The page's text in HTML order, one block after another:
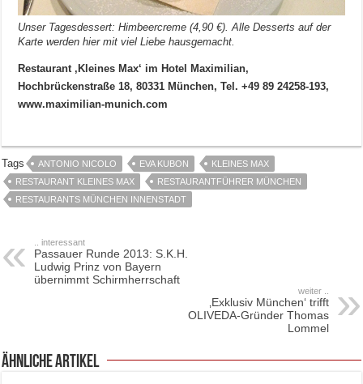
Unser Tagesdessert: Himbeercreme (4,90 €). Alle Desserts auf der
Karte werden hier mit viel Liebe hausgemacht.
Restaurant ‚Kleines Max‘ im Hotel Maximilian,
Hochbrückenstraße 18, 80331 München, Tel. +49 89 24258-193,
www.maximilian-munich.com
Tags ANTONIO NICOLO EVA KUBON
KLEINES MAX
RESTAURANT KLEINES MAX
RESTAURANTFÜHRER MÜNCHEN
RESTAURANTS MÜNCHEN INNENSTADT
.. interessant
Passauer Runde 2013: S.K.H.
Ludwig Prinz von Bayern
übernimmt Schirmherrschaft
weiter ..
‚Exklusiv München‘ trifft
OLIVEDA-Gründer Thomas
Lommel
ähnliche Artikel